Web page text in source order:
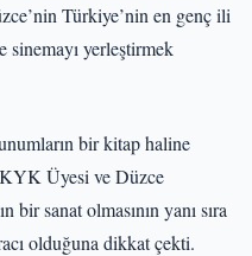
Türkiye’nin en genç ili
sinemayı yerleştirmek
bir kitap haline
Üyesi ve Düzce
sanat olmasının yanı sıra
olduğuna dikkat çekti.